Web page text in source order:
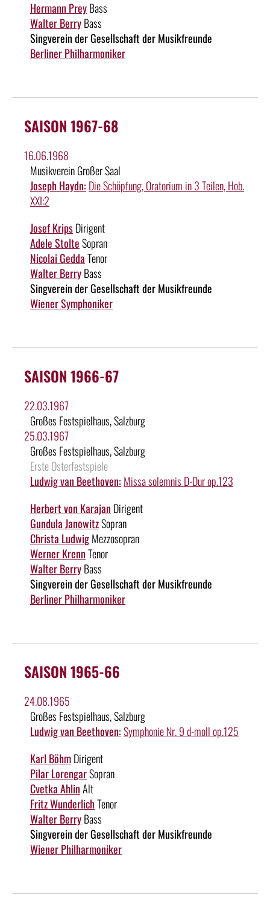
Hermann PreyBass
Walter BerryBass
Singverein der Gesellschaft der Musikfreunde
Berliner Philharmoniker
SAISON 1967-68
16.06.1968
Musikverein Großer Saal
Joseph Haydn: Die Schöpfung, Oratorium in 3 Teilen, Hob.
XXI:2
Josef KripsDirigent
Adele StolteSopran
Nicolai GeddaTenor
Walter BerryBass
Singverein der Gesellschaft der Musikfreunde
Wiener Symphoniker
SAISON 1966-67
22.03.1967
Großes Festspielhaus, Salzburg
25.03.1967
Großes Festspielhaus, Salzburg
Erste Osterfestspiele
Ludwig van Beethoven: Missa solemnis D-Dur op.123
Herbert von Karajan Dirigent
Gundula JanowitzSopran
Christa LudwigMezzosopran
Werner KrennTenor
Walter BerryBass
Singverein der Gesellschaft der Musikfreunde
Berliner Philharmoniker
SAISON 1965-66
24.08.1965
Großes Festspielhaus, Salzburg
Ludwig van Beethoven:Symphonie Nr. 9 d-moll op.125
Karl BöhmDirigent
Pilar LorengarSopran
Cvetka AhlinAlt
Fritz WunderlichTenor
Walter BerryBass
Singverein der Gesellschaft der Musikfreunde
Wiener Philharmoniker